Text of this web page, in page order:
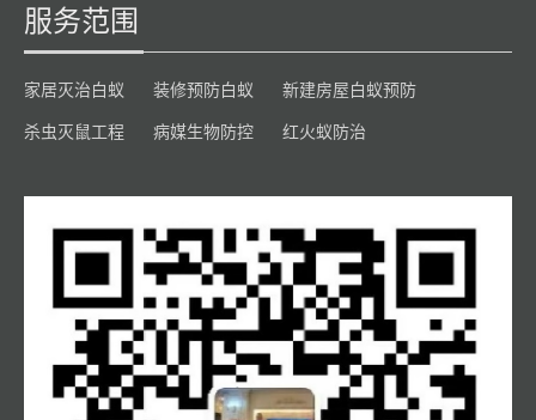
服务范围
家居灭治白蚁 装修预防白蚁 新建房屋白蚁预防
杀虫灭鼠工程 病媒生物防控 红火蚁防治